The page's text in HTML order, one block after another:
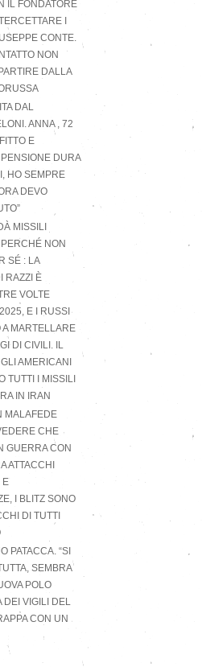
IL FONDATORE
I
CONTE.
NON
DALLA
DAL
ANNA , 72
E
DURA
HO SEMPRE
DEVO
MISSILI
NON
SÉ : LA
RAZZI È
VOLTE
E I RUSSI
MARTELLARE
DI CIVILI. IL
AMERICANI
TUTTI I MISSILI
IN IRAN
MALAFEDE
CHE
GUERRA CON
ATTACCHI
E
I BLITZ SONO
DI TUTTI
PATACCA. “SI
SEMBRA
POLO
DEI VIGILI DEL
CON UN